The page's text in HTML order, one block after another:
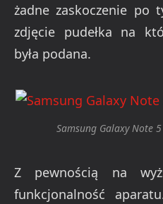
żadne zaskoczenie po
zdjęcie pudełka na
była podana.
Samsung Galaxy Note
Z pewnością na
funkcjonalność